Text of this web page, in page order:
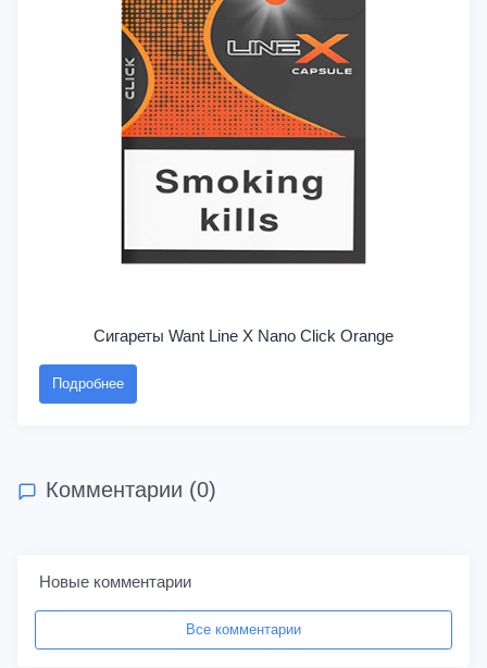
Сигареты Want Line X Nano Click Orange
Подробнее
Комментарии (0)
Новые комментарии
Все комментарии